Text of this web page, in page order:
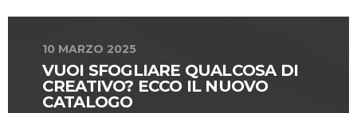
10 MARZO 2025
VUOI SFOGLIARE QUALCOSA DI
CREATIVO? ECCO IL NUOVO
CATALOGO